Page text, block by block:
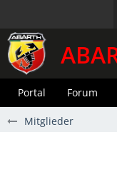
Portal Forum
Mitglieder